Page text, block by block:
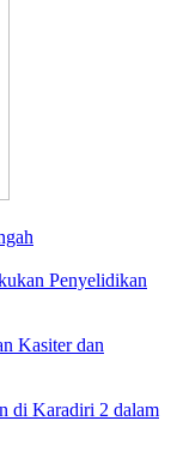
Penyelidikan
Kasiter dan
di Karadiri 2 dalam